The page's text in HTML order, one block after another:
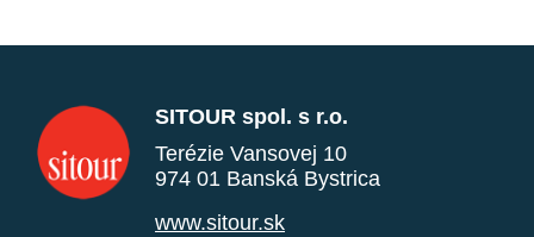
SITOUR spol. s r.o.
Terézie Vansovej 10
974 01 Banská Bystrica
www.sitour.sk